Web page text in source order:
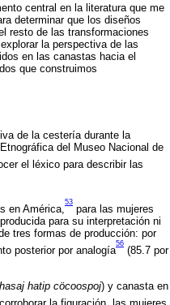
central en la literatura que me
determinar que los diseños
resto de las transformaciones
la perspectiva de las
en las canastas hacia el
que construimos
de la cestería durante la
del Museo Nacional de
el léxico para describir las
en América,
53
para las mujeres
para su interpretación ni
tres formas de producción: por
posterior por analogía
56
(85.7 por
hasaj hatip cöcoospoj) y canasta en